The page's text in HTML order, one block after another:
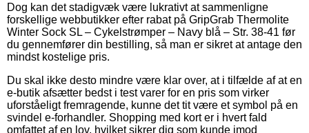
Dog kan det stadigvæk være lukrativt at sammenligne
forskellige webbutikker efter rabat på GripGrab Thermolite
Winter Sock SL – Cykelstrømper – Navy blå – Str. 38-41 før
du gennemfører din bestilling, så man er sikret at antage den
mindst kostelige pris.
Du skal ikke desto mindre være klar over, at i tilfælde af at en
e-butik afsætter bedst i test varer for en pris som virker
uforståeligt fremragende, kunne det tit være et symbol på en
svindel e-forhandler. Shopping med kort er i hvert fald
omfattet af en lov, hvilket sikrer dig som kunde imod